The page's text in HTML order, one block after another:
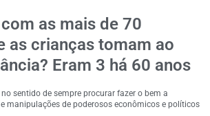
as mais de 70
as crianças tomam ao
Eram 3 há 60 anos
sentido de sempre procurar fazer o bem a
manipulações de poderosos econômicos e políticos